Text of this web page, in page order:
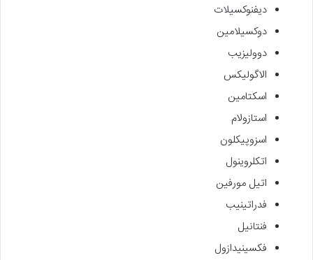
دیفنوکسیلات
دوکسیلامین
دوولیزیب
الاگولیکس
اسکتامین
استازولام
اسزوپیکلون
اتکلروینول
اتیل مورفین
فدراتینیب
فنتانیل
فکسینیدازول